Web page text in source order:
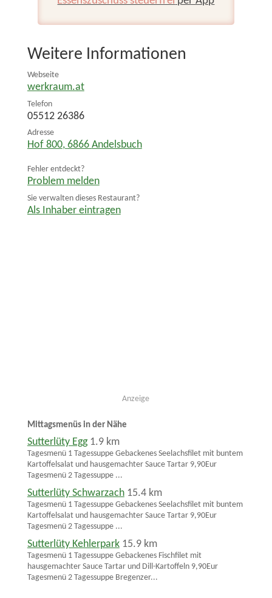
Weitere Informationen
Webseite
werkraum.at
Telefon
05512 26386
Adresse
Hof 800, 6866 Andelsbuch
Fehler entdeckt?
Problem melden
Sie verwalten dieses Restaurant?
Als Inhaber eintragen
Anzeige
Mittagsmenüs in der Nähe
Sutterlüty Egg 1.9 km
Tagesmenü 1 Tagessuppe Gebackenes Seelachsfilet mit buntem
Kartoffelsalat und hausgemachter Sauce Tartar 9,90Eur
Tagesmenü 2 Tagessuppe ...
Sutterlüty Schwarzach 15.4 km
Tagesmenü 1 Tagessuppe Gebackenes Seelachsfilet mit buntem
Kartoffelsalat und hausgemachter Sauce Tartar 9,90Eur
Tagesmenü 2 Tagessuppe ...
Sutterlüty Kehlerpark 15.9 km
Tagesmenü 1 Tagessuppe Gebackenes Fischfilet mit
hausgemachter Sauce Tartar und Dill-Kartoffeln 9,90Eur
Tagesmenü 2 Tagessuppe Bregenzer...